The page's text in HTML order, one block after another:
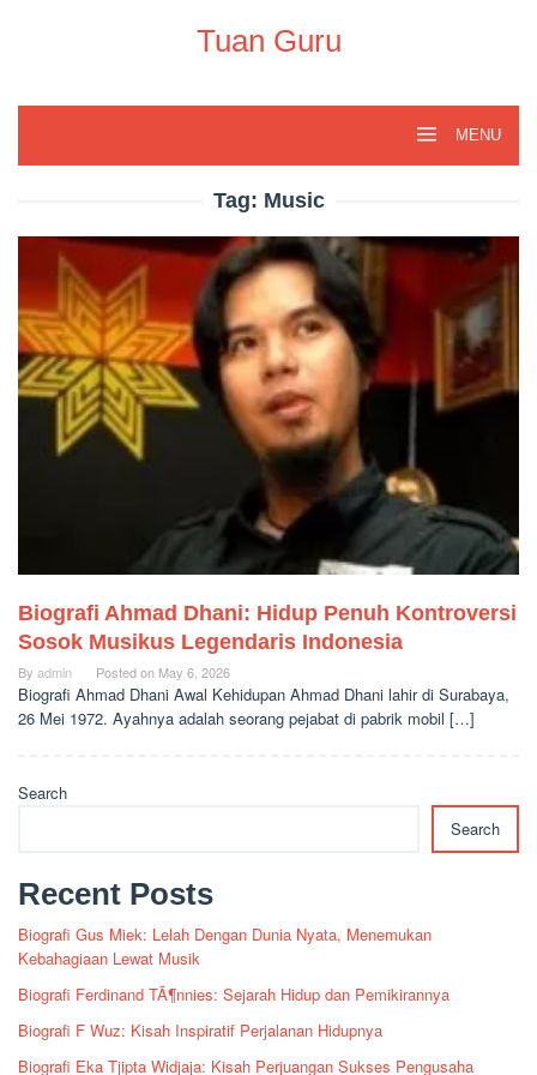
Tuan Guru
MENU
Tag: Music
Biografi Ahmad Dhani: Hidup Penuh Kontroversi
Sosok Musikus Legendaris Indonesia
By admin Posted on May 6, 2026
Biografi Ahmad Dhani Awal Kehidupan Ahmad Dhani lahir di Surabaya,
26 Mei 1972. Ayahnya adalah seorang pejabat di pabrik mobil […]
Search
Search
Recent Posts
Biografi Gus Miek: Lelah Dengan Dunia Nyata, Menemukan
Kebahagiaan Lewat Musik
Biografi Ferdinand TÃ¶nnies: Sejarah Hidup dan Pemikirannya
Biografi F Wuz: Kisah Inspiratif Perjalanan Hidupnya
Biografi Eka Tjipta Widjaja: Kisah Perjuangan Sukses Pengusaha